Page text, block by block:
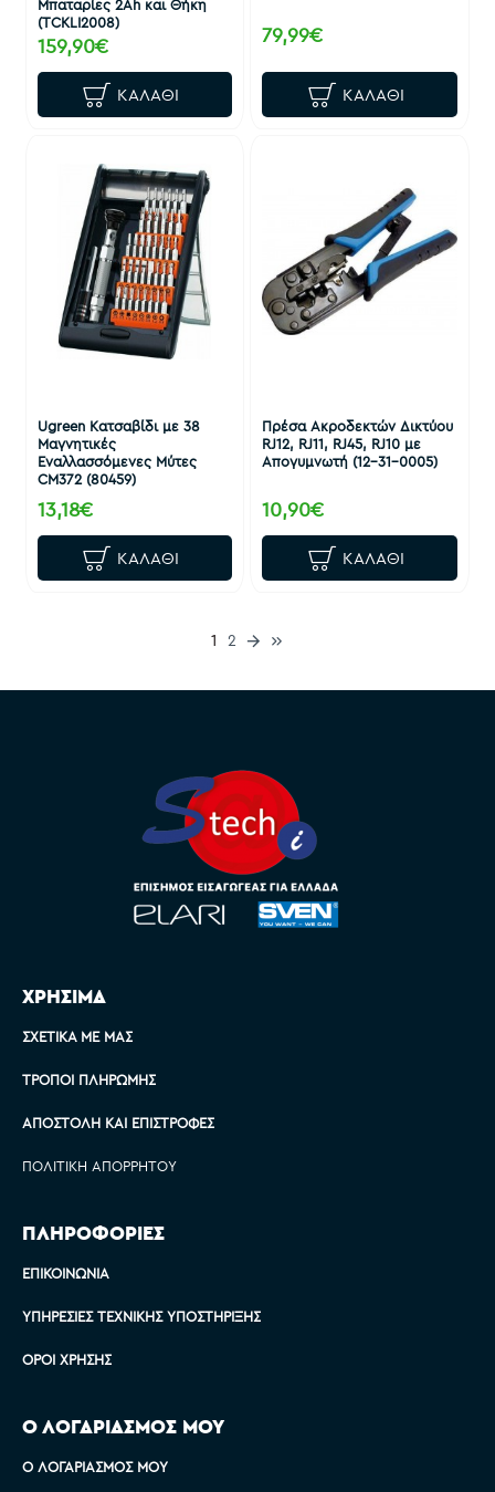
Μπαταρίες 2Ah και Θήκη
(TCKLI2008)
159,90€
ΚΑΛΆΘΙ
79,99€
ΚΑΛΆΘΙ
Ugreen Κατσαβίδι με 38
Μαγνητικές
Εναλλασσόμενες Μύτες
CM372 (80459)
13,18€
ΚΑΛΆΘΙ
Πρέσα Ακροδεκτών Δικτύου
RJ12, RJ11, RJ45, RJ10 με
Απογυμνωτή (12-31-0005)
10,90€
ΚΑΛΆΘΙ
1 2
ΧΡΗΣΙΜΑ
ΣΧΕΤΙΚΆ ΜΕ ΜΑΣ
ΤΡΌΠΟΙ ΠΛΗΡΩΜΉΣ
ΑΠΟΣΤΟΛΉ ΚΑΙ ΕΠΙΣΤΡΟΦΈΣ
ΠΟΛΙΤΙΚΉ ΑΠΟΡΡΉΤΟΥ
ΠΛΗΡΟΦΟΡΙΕΣ
ΕΠΙΚΟΙΝΩΝΊΑ
ΥΠΗΡΕΣΊΕΣ ΤΕΧΝΙΚΉΣ ΥΠΟΣΤΉΡΙΞΗΣ
ΌΡΟΙ ΧΡΉΣΗΣ
Ο ΛΟΓΑΡΙΑΣΜΟΣ ΜΟΥ
Ο ΛΟΓΑΡΙΑΣΜΌΣ ΜΟΥ